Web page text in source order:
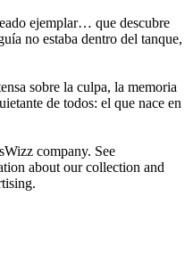
ejemplar… que descubre
no estaba dentro del tanque,
sobre la culpa, la memoria
de todos: el que nace en
company. See
about our collection and